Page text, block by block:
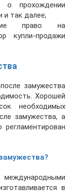
о прохождении
и так далее;
право на
купли-продажи
замужества
Хорошей
необходимых
замужества, а
в